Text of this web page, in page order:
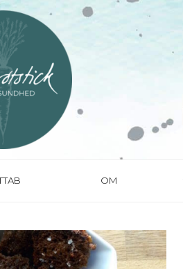
OM